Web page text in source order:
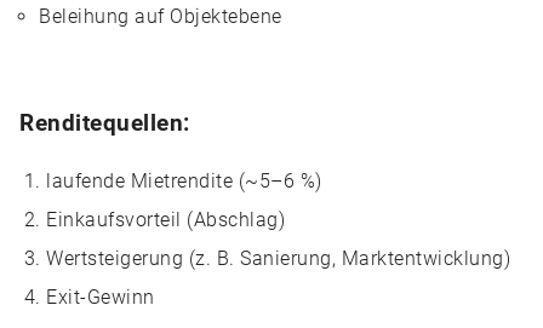
Beleihung auf Objektebene
Renditequellen:
laufende Mietrendite (~5–6 %)
Einkaufsvorteil (Abschlag)
Wertsteigerung (z. B. Sanierung, Marktentwicklung)
Exit-Gewinn